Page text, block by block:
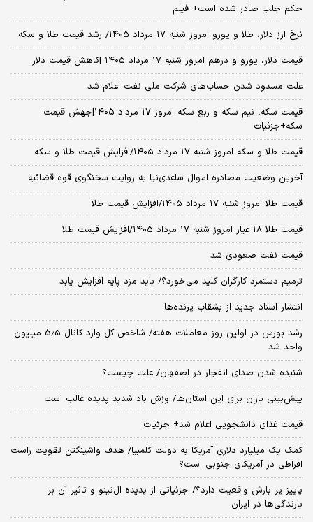
حکم جلب صادر شده است+ فیلم
نرخ ارز دلار، طلا و یورو امروز شنبه ۱۷ مرداد ۱۴۰۵/ رشد قیمت طلا و سکه
قیمت دلار، یورو و درهم امروز شنبه ۱۷ مرداد ۱۴۰۵ |کاهش قیمت دلار
علت مسدود شدن حساب‌های شرکت ملی نفت اعلام شد
قیمت سکه، نیم سکه و ربع سکه امروز ۱۷ مرداد ۱۴۰۵|جهش قیمت
سکه+جزئیات
قیمت طلا و سکه امروز شنبه ۱۷ مرداد ۱۴۰۵/افزایش قیمت طلا و سکه
آخرین وضعیت مصادره اموال ساعدی‌نیا به روایت سخنگوی قوه قضائیه
قیمت طلا امروز شنبه ۱۷ مرداد ۱۴۰۵/افزایش قیمت طلا
قیمت طلا ۱۸ عیار امروز شنبه ۱۷ مرداد ۱۴۰۵/افزایش قیمت طلا
قیمت نفت صعودی شد
ترمیم دستمزد کارگران کلید می‌خورد؟/ باید مزد پایه افزایش یابد
انتشار اسناد جدید از بشقاب پرنده‌ها
رشد بورس در اولین روز معاملات هفته/ شاخص کل وارد کانال 5.5 میلیون
واحد شد
شنیده شدن صدای انفجار در اصفهان/ علت چیست؟
پیش‌بینی باران برای این استان‌ها/ وزش باد شدید پدیده غالب است
قیمت غذای دانشجویی اعلام شد+ جزئیات
کمک یک میلیارد دلاری آمریکا به دولت کلمبیا/ هدف واشینگتن تقویت راست
افراطی در آمریکای جنوبی است؟
پاییز پر بارش واقعیت دارد؟/ جزئیاتی از پدیده ال‌نینو و تاثیر آن بر
بارندگی‌ها در ایران